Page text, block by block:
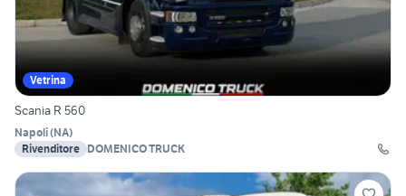
Vetrina
Scania R 560
Napoli(NA)
Rivenditore DOMENICO TRUCK